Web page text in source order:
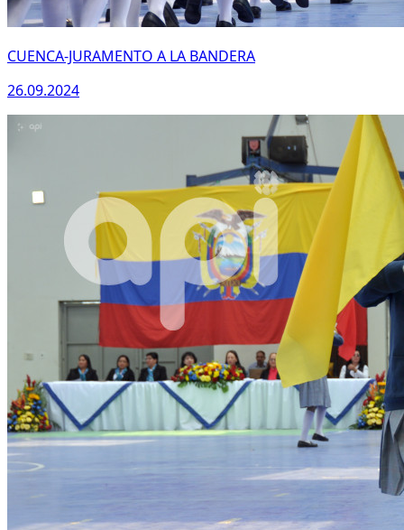
CUENCA-JURAMENTO A LA BANDERA
26.09.2024